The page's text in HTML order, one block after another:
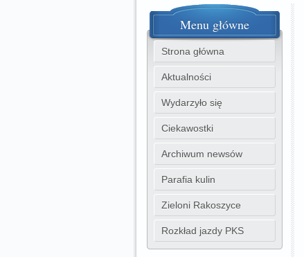
Menu główne
Strona główna
Aktualności
Wydarzyło się
Ciekawostki
Archiwum newsów
Parafia kulin
Zieloni Rakoszyce
Rozkład jazdy PKS